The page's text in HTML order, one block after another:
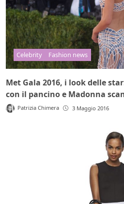
Celebrity Fashion news
Met Gala 2016, i look delle
con il pancino e Madonna
Patrizia Chimera 3 Maggio 2016